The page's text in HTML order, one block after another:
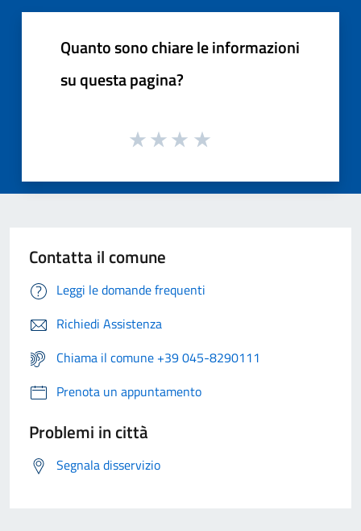
Quanto sono chiare le informazioni
su questa pagina?
Contatta il comune
Leggi le domande frequenti
Richiedi Assistenza
Chiama il comune +39 045-8290111
Prenota un appuntamento
Problemi in città
Segnala disservizio